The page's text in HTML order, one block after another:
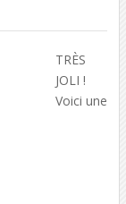
TRÈS
JOLI !
Voici une